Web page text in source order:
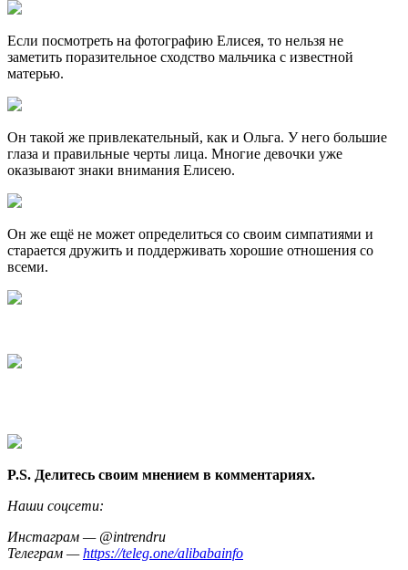
Если посмотреть на фотографию Елисея, то нельзя не
заметить поразительное сходство мальчика с известной
матерью.
Он такой же привлекательный, как и Ольга. У него большие
глаза и правильные черты лица. Многие девочки уже
оказывают знаки внимания Елисею.
Он же ещё не может определиться со своим симпатиями и
старается дружить и поддерживать хорошие отношения со
всеми.
P.S. Делитесь своим мнением в комментариях.
Наши соцсети:
Инстаграм — @intrendru
Телеграм —https://teleg.one/alibabainfo